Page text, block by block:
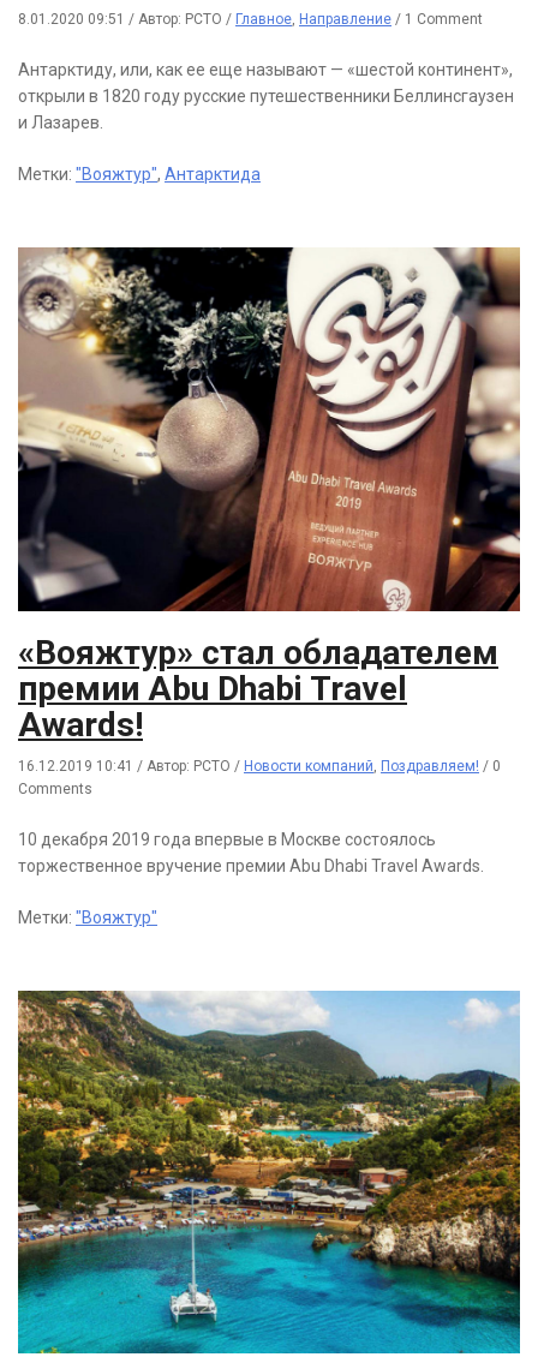
8.01.2020 09:51 / Автор: РСТО / Главное, Направление / 1 Comment
Антарктиду, или, как ее еще называют — «шестой континент»,
открыли в 1820 году русские путешественники Беллинсгаузен
и Лазарев.
Метки: "Вояжтур", Антарктида
«Вояжтур» стал обладателем
премии Abu Dhabi Travel
Awards!
16.12.2019 10:41 / Автор: РСТО / Новости компаний Поздравляем! / 0
Comments
10 декабря 2019 года впервые в Москве состоялось
торжественное вручение премии Abu Dhabi Travel Awards.
Метки: "Вояжтур"